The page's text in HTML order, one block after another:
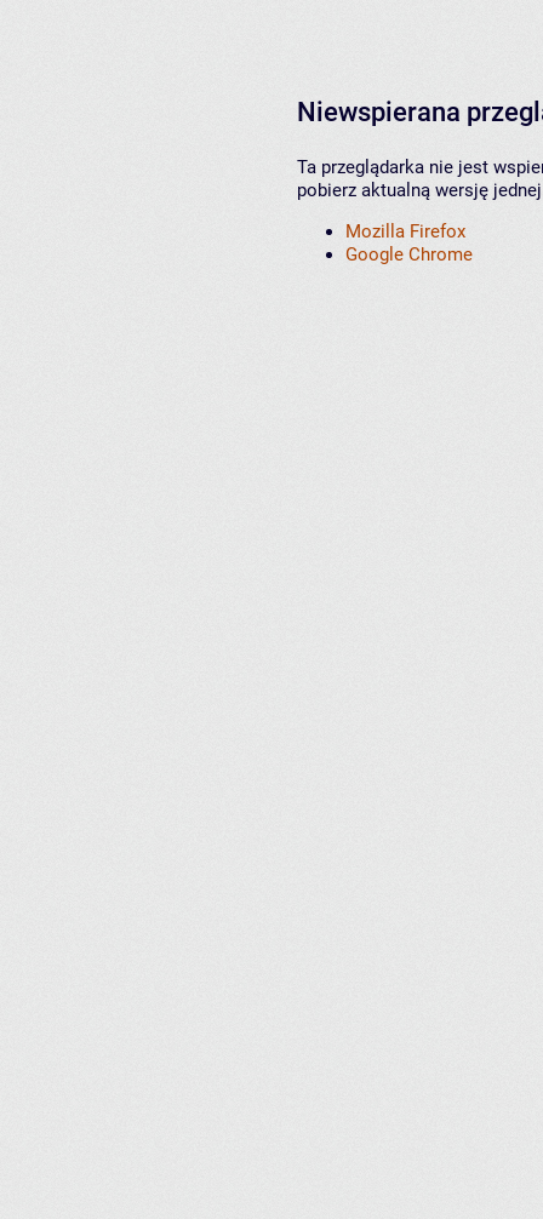
Niewspierana
Ta przeglądarka nie jest
pobierz aktualną wersję
Mozilla Firefox
Google Chrome